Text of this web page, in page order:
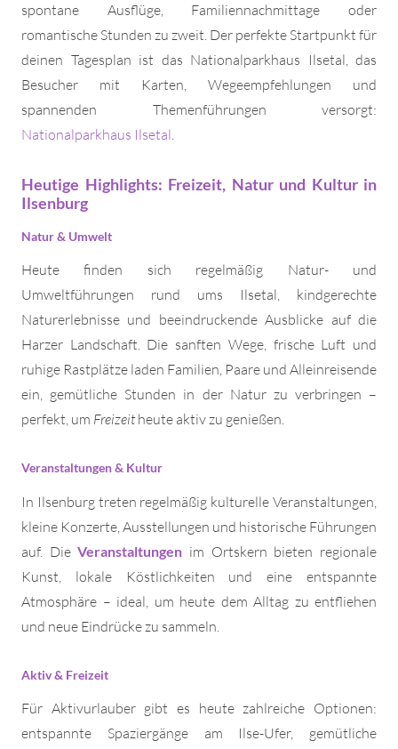
spontane Ausflüge, Familiennachmittage oder
romantische Stunden zu zweit. Der perfekte Startpunkt für
deinen Tagesplan ist das Nationalparkhaus Ilsetal, das
Besucher mit Karten, Wegeempfehlungen und
spannenden Themenführungen versorgt:
Nationalparkhaus Ilsetal.
Heutige Highlights: Freizeit, Natur und Kultur in
Ilsenburg
Natur & Umwelt
Heute finden sich regelmäßig Natur- und
Umweltführungen rund ums Ilsetal, kindgerechte
Naturerlebnisse und beeindruckende Ausblicke auf die
Harzer Landschaft. Die sanften Wege, frische Luft und
ruhige Rastplätze laden Familien, Paare und Alleinreisende
ein, gemütliche Stunden in der Natur zu verbringen –
perfekt, um Freizeitheute aktiv zu genießen.
Veranstaltungen & Kultur
In Ilsenburg treten regelmäßig kulturelle Veranstaltungen,
kleine Konzerte, Ausstellungen und historische Führungen
auf. DieVeranstaltungen im Ortskern bieten regionale
Kunst, lokale Köstlichkeiten und eine entspannte
Atmosphäre – ideal, um heute dem Alltag zu entfliehen
und neue Eindrücke zu sammeln.
Aktiv & Freizeit
Für Aktivurlauber gibt es heute zahlreiche Optionen:
entspannte Spaziergänge am Ilse-Ufer, gemütliche